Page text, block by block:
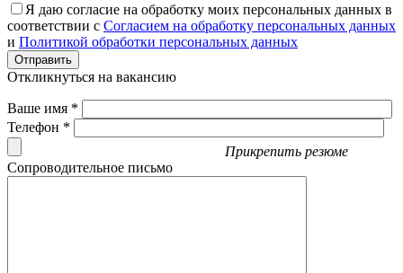
Я даю согласие на обработку моих персональных данных в
соответствии с Согласием на обработку персональных данных
и Политикой обработки персональных данных
Отправить
Откликнуться на вакансию
Ваше имя *
Телефон *
Прикрепить резюме
Сопроводительное письмо